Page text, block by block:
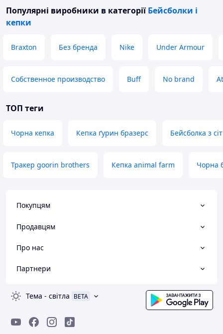
Популярні виробники в категорії Бейсболки і
кепки
Braxton Без бренда Nike Under Armour
Собственное производство Buff No brand
ТОП теги
Чорна кепка Кепка ґурин бразерс Бейсболка з
Тракер goorin brothers Кепка animal farm Чорна
Покупцям
Продавцям
Про нас
Партнери
Тема - світла BETA